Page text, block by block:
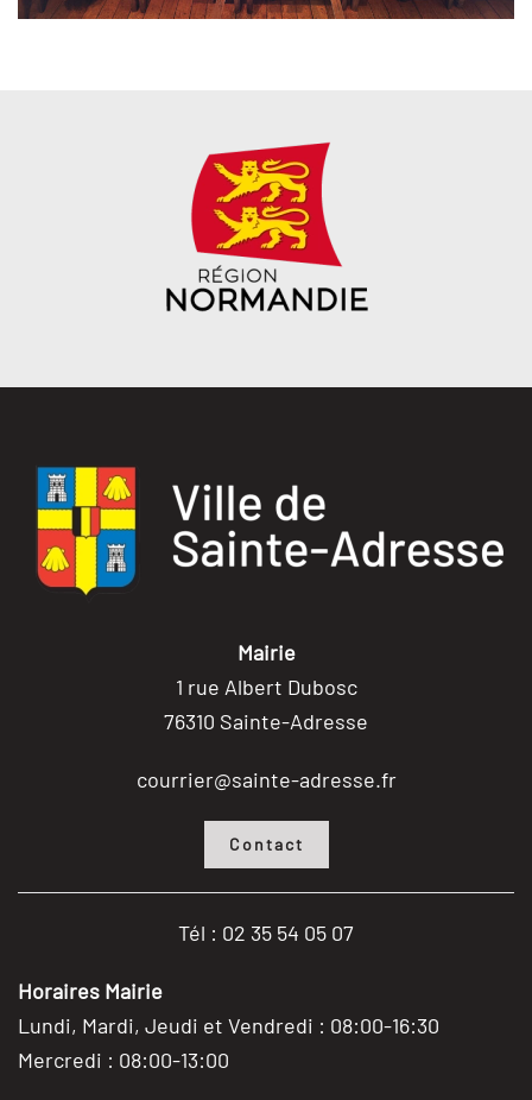
Mairie
1 rue Albert Dubosc
76310 Sainte-Adresse
courrier@sainte-adresse.fr
Contact
Tél : 02 35 54 05 07
Horaires Mairie
Lundi, Mardi, Jeudi et Vendredi : 08:00-16:30
Mercredi : 08:00-13:00